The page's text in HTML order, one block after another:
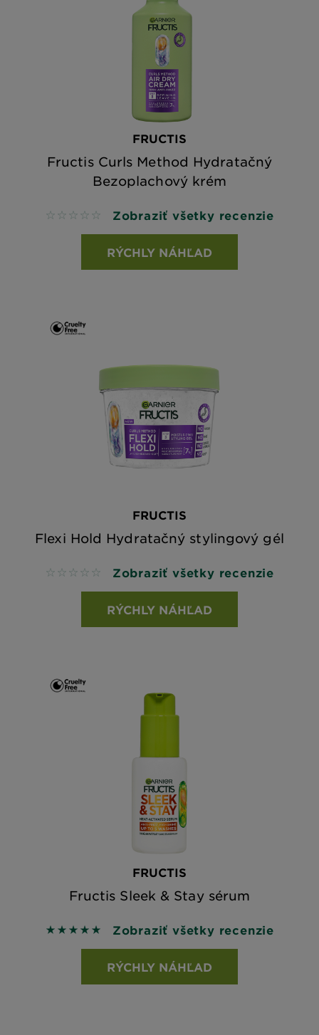
FRUCTIS
Fructis Curls Method Hydratačný
Bezoplachový krém
No reviews Zobraziť všetky recenzie
RÝCHLY NÁHĽAD
FRUCTIS
Flexi Hold Hydratačný stylingový gél
No reviews Zobraziť všetky recenzie
RÝCHLY NÁHĽAD
FRUCTIS
Fructis Sleek & Stay sérum
5 out of 5 stars based on reviews
Zobraziť všetky recenzie
RÝCHLY NÁHĽAD